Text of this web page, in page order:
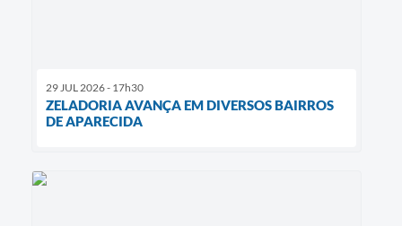
29 JUL 2026 - 17h30
ZELADORIA AVANÇA EM DIVERSOS BAIRROS
DE APARECIDA